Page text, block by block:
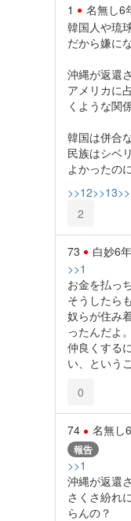
1 名無し6
韓国人や琉
だから嫌に
沖縄が返還
アメリカに
くような関
韓国は併合
民族はシベ
よかったの
>>12>>13
2
73 白妙6
>>1
お金を払っ
そうしたら
奴らが住み
ったんだよ。
仲良くする
い、という
0
74 名無し
報告
>>1
沖縄が返還
さくさ紛れ
らんの？